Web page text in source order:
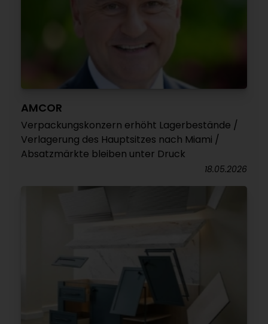
AMCOR
Verpackungskonzern erhöht Lagerbestände /
Verlagerung des Hauptsitzes nach Miami /
Absatzmärkte bleiben unter Druck
18.05.2026